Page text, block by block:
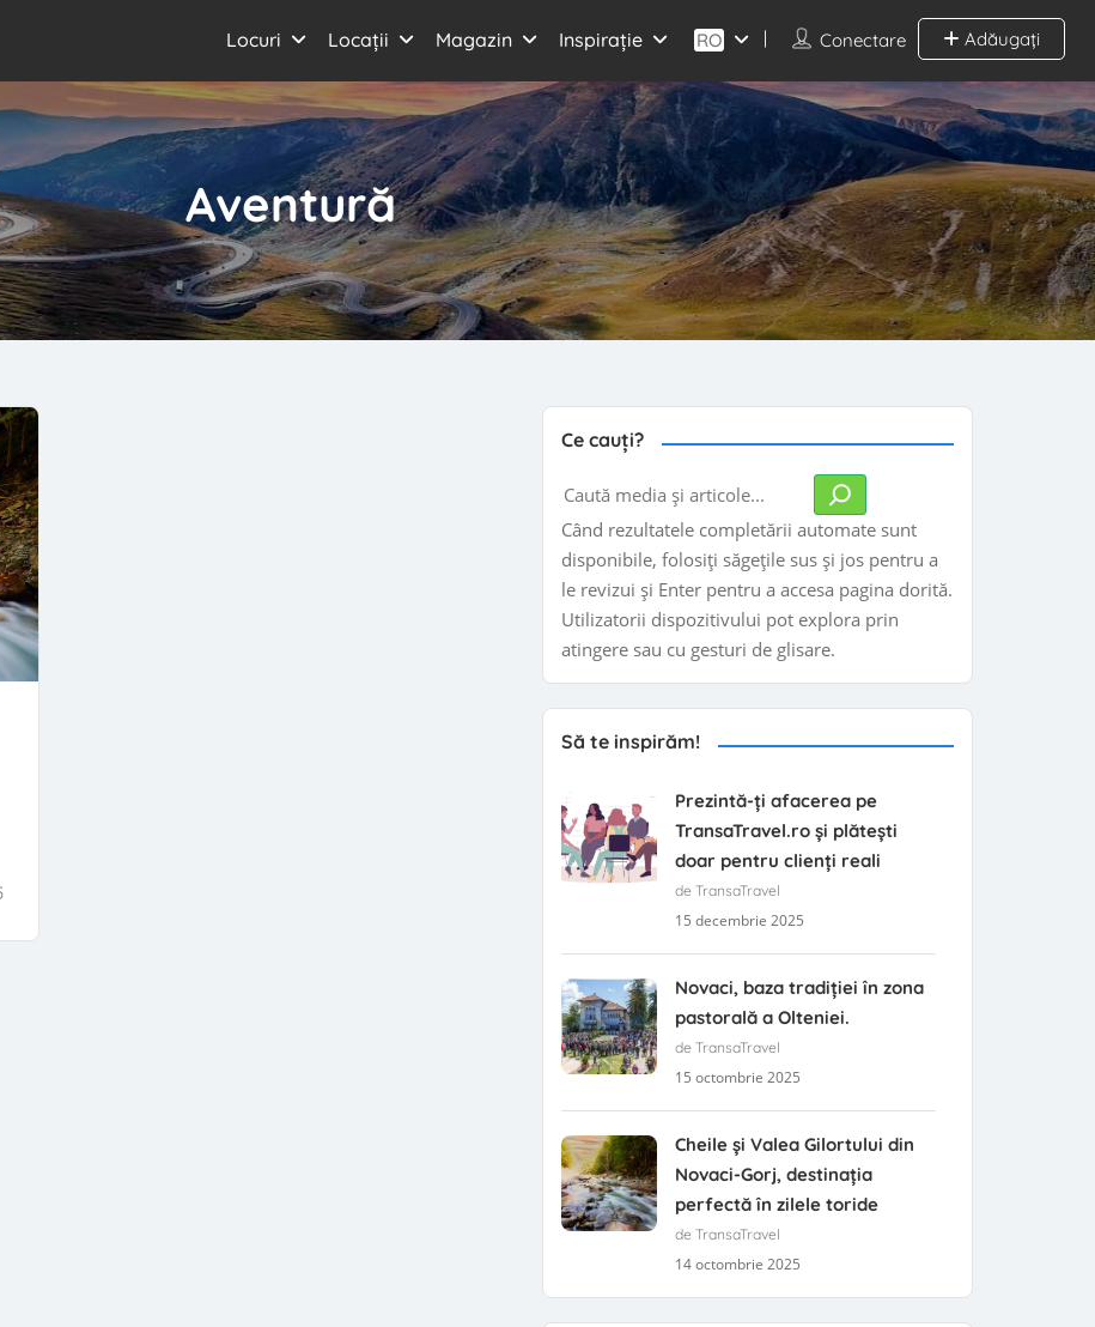
Conectare Adăugați
Locuri Locații Magazin Inspirație RO
Aventură
Ce cauți?
Caută
Când rezultatele completării automate sunt
disponibile, folosiți săgețile sus și jos pentru a
le revizui și Enter pentru a accesa pagina dorită.
Utilizatorii dispozitivului pot explora prin
atingere sau cu gesturi de glisare.
Să te inspirăm!
Prezintă-ți afacerea pe
TransaTravel.ro și plătești
doar pentru clienți reali
de TransaTravel
15 decembrie 2025
Novaci, baza tradiției în zona
pastorală a Olteniei.
de TransaTravel
15 octombrie 2025
Cheile și Valea Gilortului din
Novaci-Gorj, destinația
perfectă în zilele toride
de TransaTravel
14 octombrie 2025